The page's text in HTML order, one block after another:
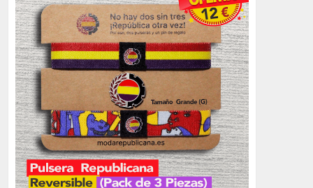
tardofranquismo
(2320)
Actualidad
(2319)
monarquía
(2253)
borbones
(2176)
Cultura
(2163)
Guerra
(1674)
genocidio
(1234)